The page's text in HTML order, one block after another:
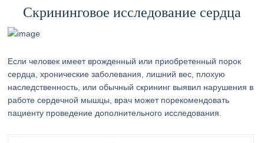
Скрининговое исследование сердца
Если человек имеет врожденный или приобретенный порок
сердца, хронические заболевания, лишний вес, плохую
наследственность, или обычный скрининг выявил нарушения в
работе сердечной мышцы, врач может порекомендовать
пациенту проведение дополнительного исследования.